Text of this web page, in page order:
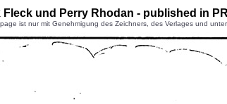
und Perry Rhodan - published in
ist nur mit Genehmigung des Zeichners, des Verlages und